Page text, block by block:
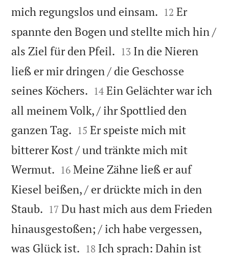
mich regungslos und einsam. 

12 Er
spannte den Bogen und stellte mich hin /
als Ziel für den Pfeil. 

13 In die Nieren
ließ er mir dringen / die Geschosse
seines Köchers. 

14 Ein Gelächter war ich
all meinem Volk, / ihr Spottlied den
ganzen Tag. 

15 Er speiste mich mit
bitterer Kost / und tränkte mich mit
Wermut. 

16 Meine Zähne ließ er auf
Kiesel beißen, / er drückte mich in den
Staub. 

17 Du hast mich aus dem Frieden
hinausgestoßen; / ich habe vergessen,
was Glück ist. 

18 Ich sprach: Dahin ist